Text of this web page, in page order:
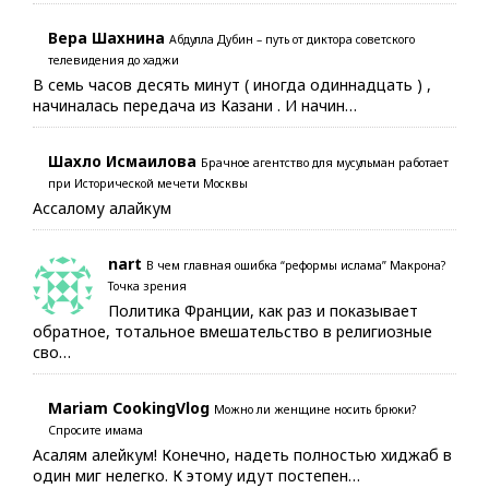
Вера Шахнина Абдулла Дубин – путь от диктора советского
телевидения до хаджи
В семь часов десять минут ( иногда одиннадцать ) ,
начиналась передача из Казани . И начин…
Шахло Исмаилова Брачное агентство для мусульман работает
при Исторической мечети Москвы
Ассалому алайкум
nart В чем главная ошибка “реформы ислама” Макрона?
Точка зрения
Политика Франции, как раз и показывает
обратное, тотальное вмешательство в религиозные
сво…
Mariam CookingVlog Можно ли женщине носить брюки?
Спросите имама
Асалям алейкум! Конечно, надеть полностью хиджаб в
один миг нелегко. К этому идут постепен…